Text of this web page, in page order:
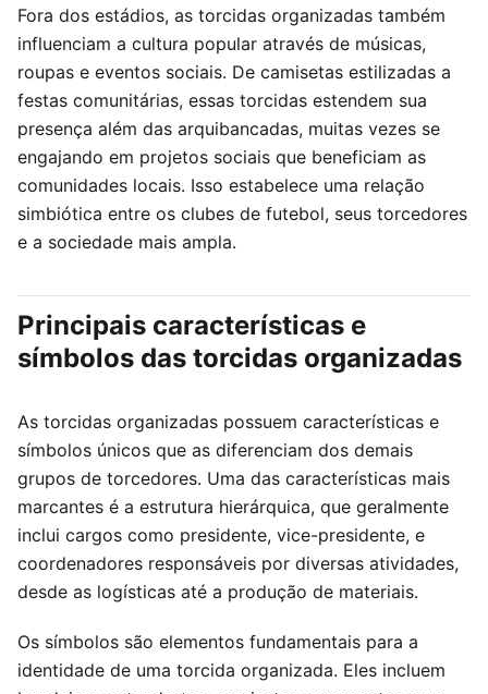
Fora dos estádios, as torcidas organizadas também
influenciam a cultura popular através de músicas,
roupas e eventos sociais. De camisetas estilizadas a
festas comunitárias, essas torcidas estendem sua
presença além das arquibancadas, muitas vezes se
engajando em projetos sociais que beneficiam as
comunidades locais. Isso estabelece uma relação
simbiótica entre os clubes de futebol, seus torcedores
e a sociedade mais ampla.
Principais características e
símbolos das torcidas organizadas
As torcidas organizadas possuem características e
símbolos únicos que as diferenciam dos demais
grupos de torcedores. Uma das características mais
marcantes é a estrutura hierárquica, que geralmente
inclui cargos como presidente, vice-presidente, e
coordenadores responsáveis por diversas atividades,
desde as logísticas até a produção de materiais.
Os símbolos são elementos fundamentais para a
identidade de uma torcida organizada. Eles incluem